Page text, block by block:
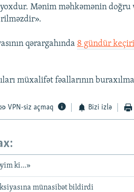
Mənim məhkəmənin doğru
qərargahında 8 gündür
müxalifət fəallarının
VPN-siz açmaq Bizi izlə
ki...»
münasibət bildirdi